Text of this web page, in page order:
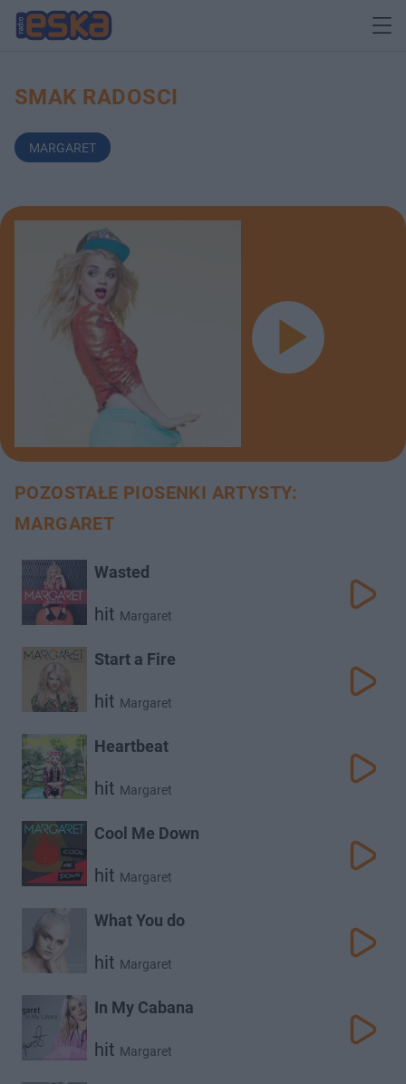
SMAK RADOSCI
MARGARET
POZOSTAŁE PIOSENKI ARTYSTY:
MARGARET
Wasted
hit Margaret
Start a Fire
hit Margaret
Heartbeat
hit Margaret
Cool Me Down
hit Margaret
What You do
hit Margaret
In My Cabana
hit Margaret